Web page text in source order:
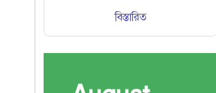
বিস্তারিত